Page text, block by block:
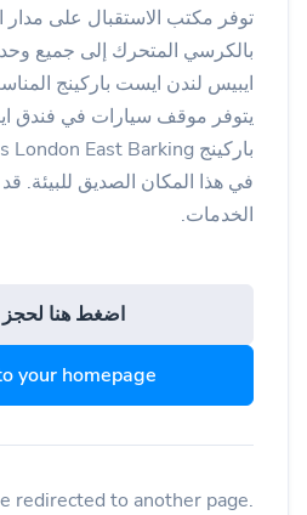
توفر مكتب الاستقبال على
بالكرسي المتحرك إلى جميع
ايبيس لندن ايست باركينج
يتوفر موقف سيارات في فندق
في هذا المكان الصديق
الخدمات.
اضغط هنا لحجز
your homepage
redirected to another page.